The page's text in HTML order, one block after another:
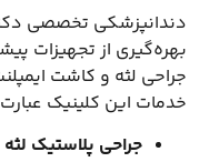
دندانپزشکی تخصصی
بهره‌گیری از تجهیزات
جراحی لثه و کاشت
خدمات این کلینیک
جراحی پلاستیک